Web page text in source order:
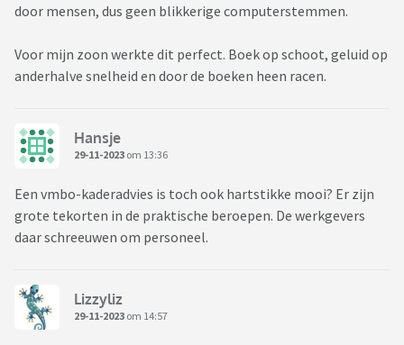
door mensen, dus geen blikkerige computerstemmen.
Voor mijn zoon werkte dit perfect. Boek op schoot, geluid op
anderhalve snelheid en door de boeken heen racen.
Hansje
29-11-2023 om 13:36
Een vmbo-kaderadvies is toch ook hartstikke mooi? Er zijn
grote tekorten in de praktische beroepen. De werkgevers
daar schreeuwen om personeel.
Lizzyliz
29-11-2023 om 14:57